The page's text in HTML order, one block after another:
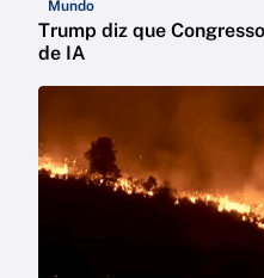
Mundo
Trump diz que
de IA